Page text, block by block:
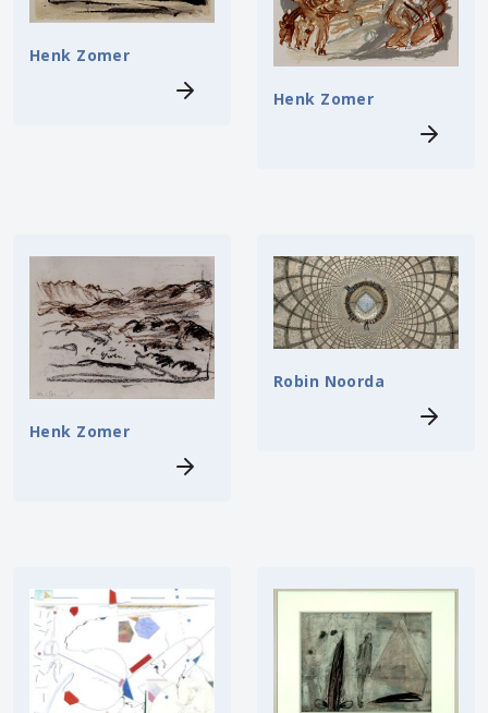
Henk Zomer
Henk Zomer
Henk Zomer
Robin Noorda